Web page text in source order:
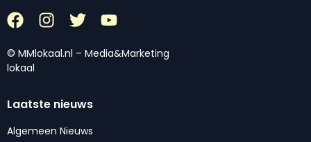
© MMlokaal.nl – Media&Marketing
lokaal
Laatste nieuws
Algemeen Nieuws